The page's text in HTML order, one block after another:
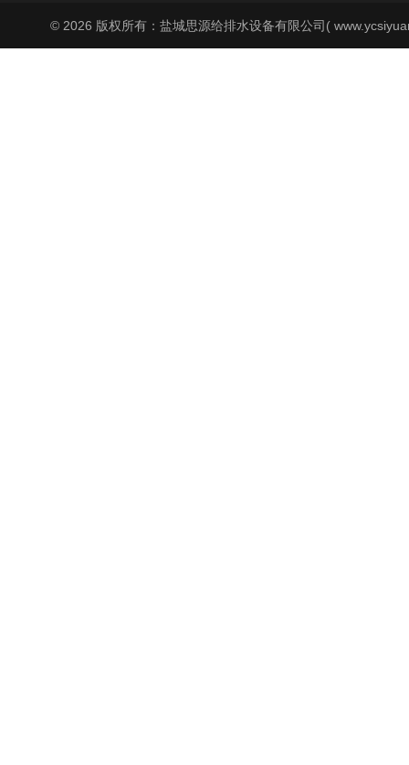
© 2026 版权所有：盐城思源给排水设备有限公司(